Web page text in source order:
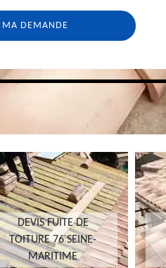
DEVIS FUITE DE
TOITURE 76 SEINE-
MARITIME